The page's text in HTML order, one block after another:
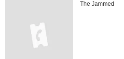
The Jammed